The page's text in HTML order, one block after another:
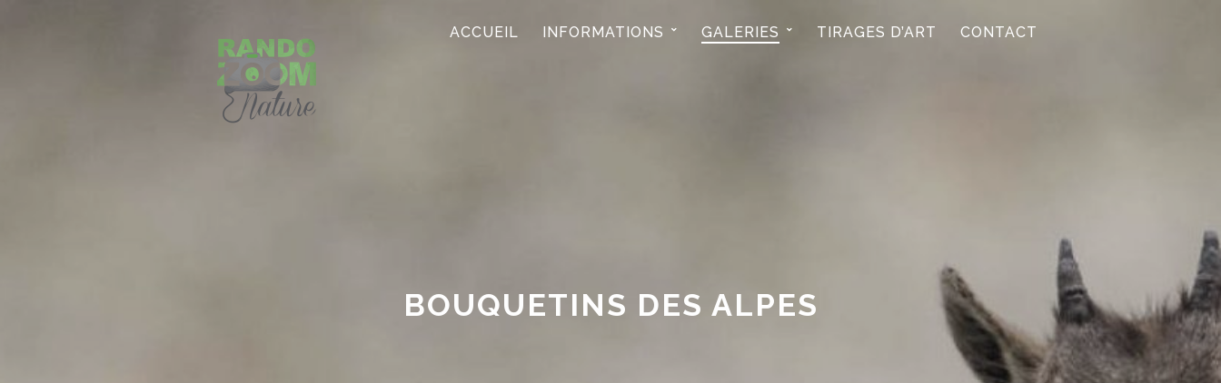
ACCUEIL INFORMATIONS GALERIES TIRAGES D’ART CONTACT
BOUQUETINS DES ALPES